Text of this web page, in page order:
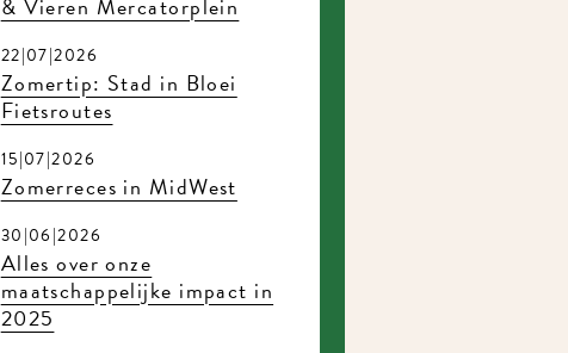
& Vieren Mercatorplein
22|07|2026
Zomertip: Stad in Bloei
Fietsroutes
15|07|2026
Zomerreces in MidWest
30|06|2026
Alles over onze
maatschappelijke impact in
2025